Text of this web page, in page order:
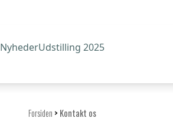
NyhederUdstilling 2025
Forsiden > Kontakt os